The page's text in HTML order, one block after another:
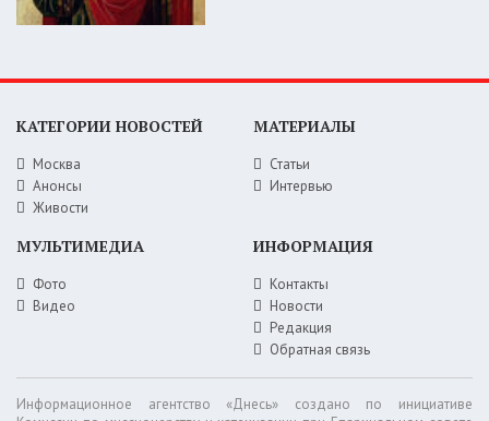
КАТЕГОРИИ НОВОСТЕЙ
Москва
Анонсы
Живости
МАТЕРИАЛЫ
Статьи
Интервью
МУЛЬТИМЕДИА
Фото
Видео
ИНФОРМАЦИЯ
Контакты
Новости
Редакция
Обратная связь
Информационное агентство «Днесь» создано по инициативе